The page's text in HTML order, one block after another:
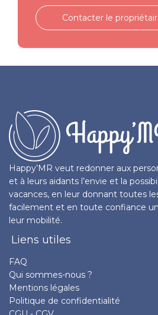
Contacter le
Happy’MR veut redonner aux
et à leurs aidants l’envie et la
vacances, en leur donnant toutes
facilement et en toute confiance
leur mobilité.
Liens utiles
FAQ
Qui sommes-nous ?
Mentions légales
Politique de confidentialité